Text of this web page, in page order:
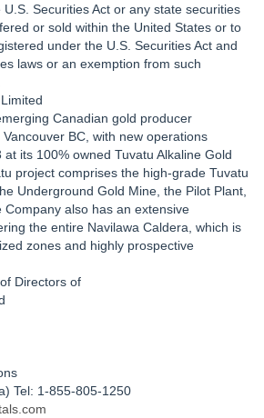
Securities Act or any state securities
or sold within the United States or to
under the U.S. Securities Act and
laws or an exemption from such
Canadian gold producer
BC, with new operations
its 100% owned Tuvatu Alkaline Gold
project comprises the high-grade Tuvatu
Underground Gold Mine, the Pilot Plant,
Company also has an extensive
the entire Navilawa Caldera, which is
zones and highly prospective
Directors of
Tel: 1-855-805-1250